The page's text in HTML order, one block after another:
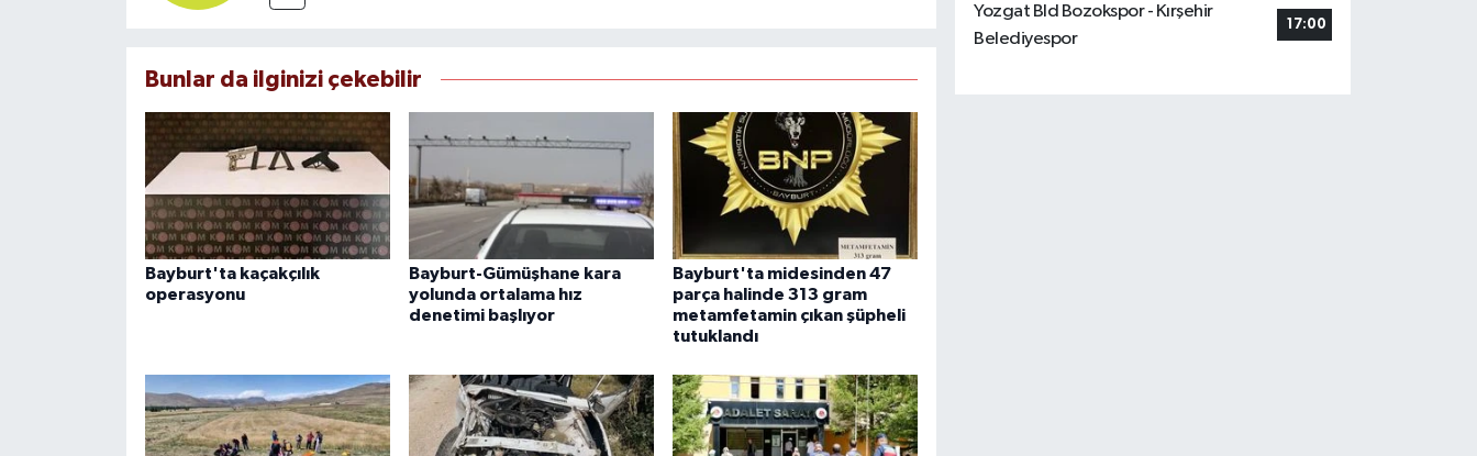
Bunlar da ilginizi çekebilir
Bayburt'ta kaçakçılık
operasyonu
Bayburt-Gümüşhane kara
yolunda ortalama hız
denetimi başlıyor
Bayburt'ta midesinden 47
parça halinde 313 gram
metamfetamin çıkan şüpheli
tutuklandı
Yozgat Bld Bozokspor - Kırşehir
Belediyespor
17:00